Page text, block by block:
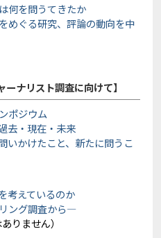
何を問うてきたか
めぐる研究、評論の動向を中
ーナリスト調査に向けて】
ポジウム
去・現在・未来
いかけたこと、新たに問うこ
考えているのか
ング調査から―
りません）